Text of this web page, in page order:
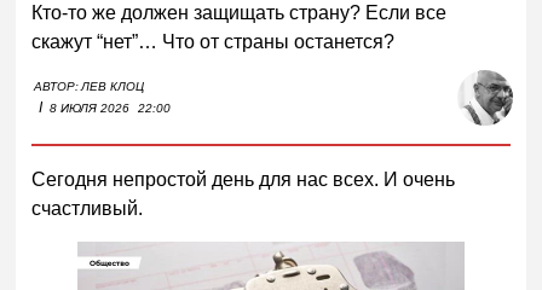
Кто-то же должен защищать страну? Если все
скажут “нет”… Что от страны останется?
АВТОР:ЛЕВ КЛОЦ
I 8 ИЮЛЯ 2026 22:00
Сегодня непростой день для нас всех. И очень
счастливый.